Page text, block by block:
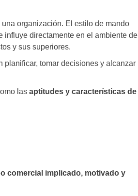
organización. El estilo de mando
influye directamente en el ambiente de
y sus superiores.
planificar, tomar decisiones y alcanzar
las aptitudes y características de
comercial implicado, motivado y